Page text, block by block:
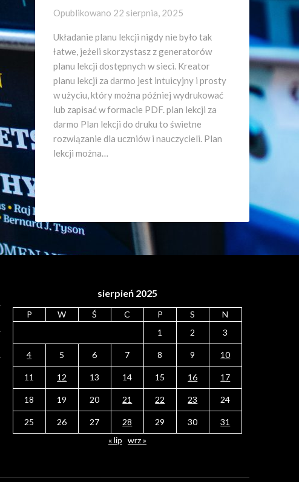
Opublikowano 22 sierpnia, 2025
Układanie planu lekcji nigdy nie było tak
łatwe, jeżeli skorzystasz z generatorów
planu lekcji dostępnych w sieci. Kreator
planu lekcji za darmo jest intuicyjny i prosty
w użyciu, który można później wydrukować
lub zapisać w formacie PDF. plan lekcji za
darmo Plan lekcji do druku to świetne
rozwiązanie dla uczniów i nauczycieli. Plan
lekcji można…
sierpień 2025
P W Ś C P S
N
1
2 3
4 5 6 7 8 9 10
11 12 13 14 15 16 17
18 19 20 21 22 23 24
25 26 27 28 29 30
31
« lip wrz »